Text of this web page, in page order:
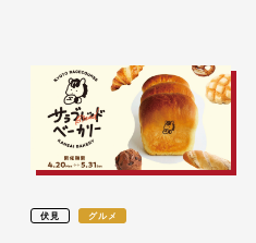
伏見 グルメ